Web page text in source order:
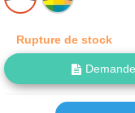
A
TEINTE
Rupture de stock